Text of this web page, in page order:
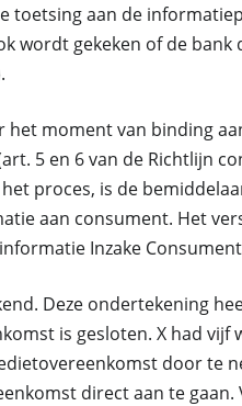
toetsing aan de
wordt gekeken of de
moment van binding
5 en 6 van de Richtlijn
proces, is de
aan consument. Het
Inzake
Deze ondertekening
is gesloten. X had vijf
door te
direct aan te gaan.